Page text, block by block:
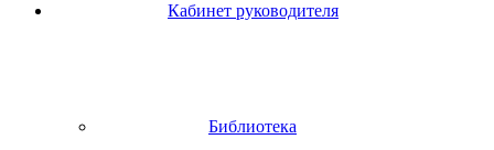
Кабинет руководителя
Библиотека